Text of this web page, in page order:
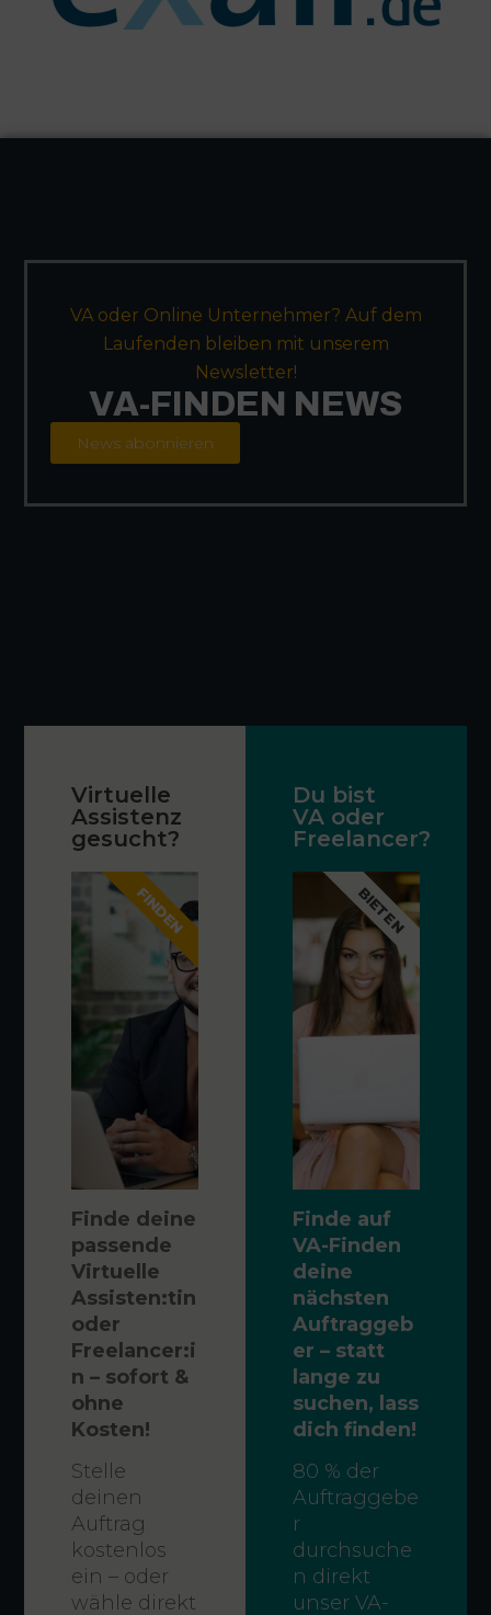
VA oder Online Unternehmer? Auf dem
Laufenden bleiben mit unserem
Newsletter!
VA-FINDEN NEWS
News abonnieren
Virtuelle
Assistenz
gesucht?
FINDEN
Finde deine
passende
Virtuelle
Assisten:tin
oder
Freelancer:i
n – sofort &
ohne
Kosten!
Stelle
deinen
Auftrag
kostenlos
ein – oder
wähle direkt
Du bist
VA oder
Freelancer?
BIETEN
Finde auf
VA-Finden
deine
nächsten
Auftraggeb
er – statt
lange zu
suchen, lass
dich finden!
80 % der
Auftraggebe
r
durchsuche
n direkt
unser VA-